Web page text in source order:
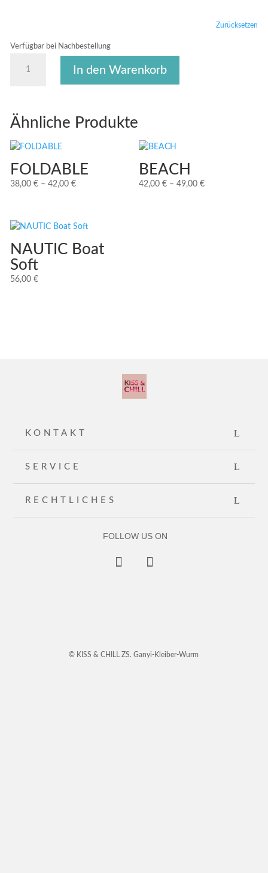
Zurücksetzen
Verfügbar bei Nachbestellung
In den Warenkorb
Ähnliche Produkte
FOLDABLE
38,00 € – 42,00 €Preisspanne:
42,00 €
BEACH
42,00€ –49,00€Preisspanne:
NAUTIC Boat
Soft
56,00 €
KONTAKT
SERVICE
RECHTLICHES
FOLLOW US ON
© KISS & CHILL ZS. Ganyi-Kleiber-Wurm